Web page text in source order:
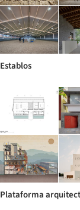
Establos
Plataforma